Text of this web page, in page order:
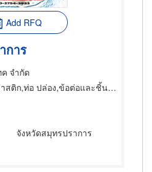
Add RFQ
การ
จำกัด
ติก,ท่อ ปล่อง,ข้อต่อและชิ้นส่วนท่ออ่อน
จังหวัดสมุทรปราการ